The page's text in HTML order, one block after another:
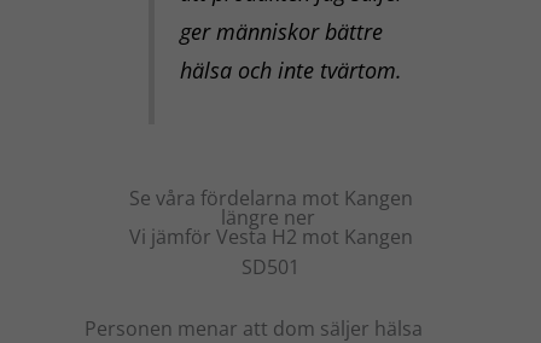
ger människor bättre
hälsa och inte tvärtom.
Se våra fördelarna mot Kangen
längre ner
Vi jämför Vesta H2 mot Kangen
SD501
Personen menar att dom säljer hälsa